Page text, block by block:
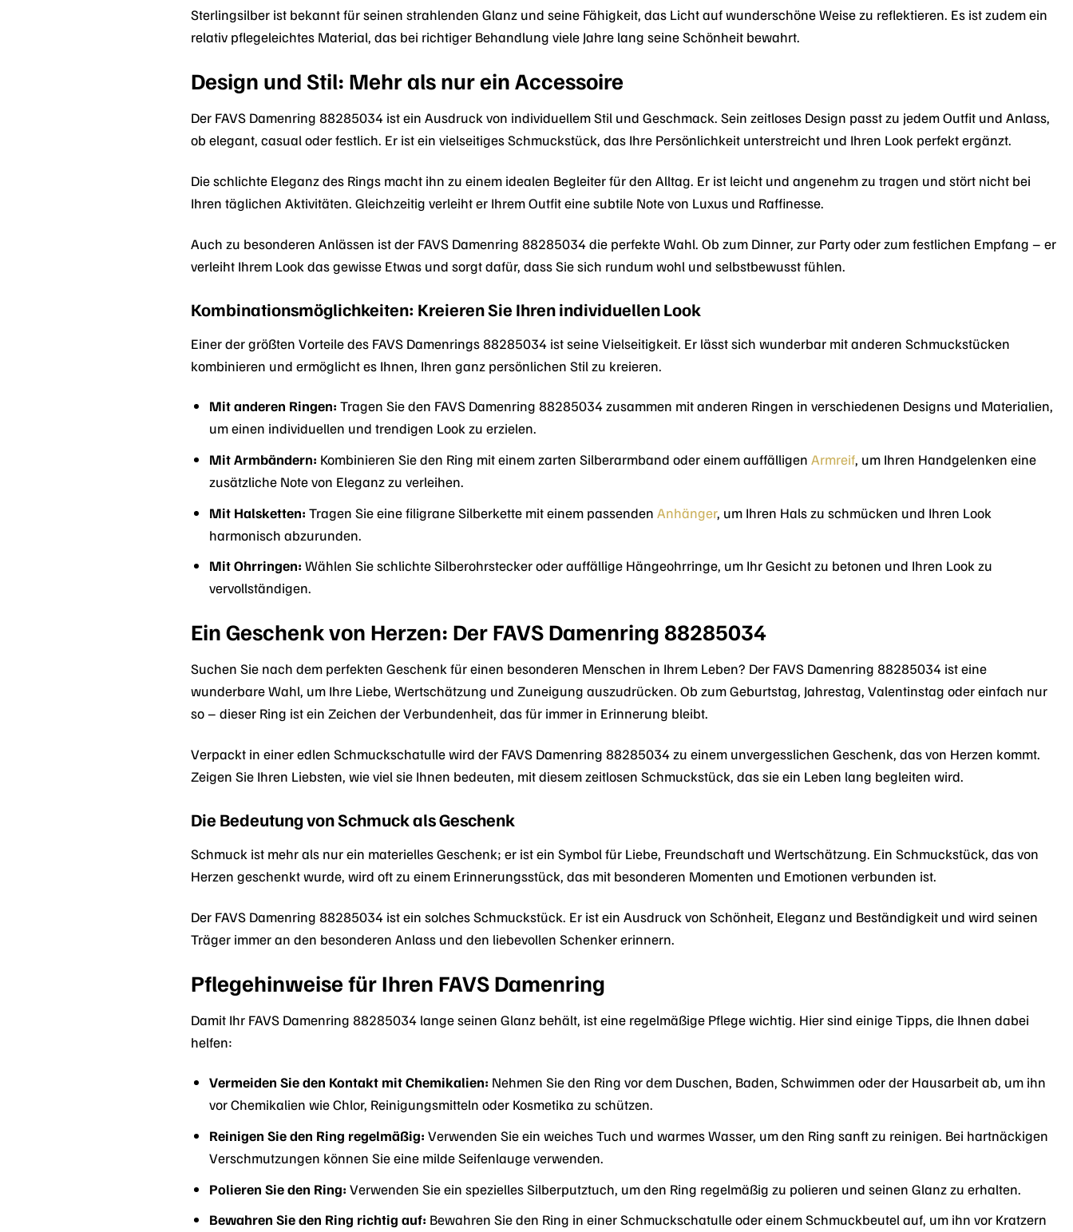
Sterlingsilber ist bekannt für seinen strahlenden Glanz und seine Fähigkeit, das Licht auf wunderschöne Weise zu reflektieren. Es ist zudem ein
relativ pflegeleichtes Material, das bei richtiger Behandlung viele Jahre lang seine Schönheit bewahrt.
Design und Stil: Mehr als nur ein Accessoire
Der FAVS Damenring 88285034 ist ein Ausdruck von individuellem Stil und Geschmack. Sein zeitloses Design passt zu jedem Outfit und Anlass,
ob elegant, casual oder festlich. Er ist ein vielseitiges Schmuckstück, das Ihre Persönlichkeit unterstreicht und Ihren Look perfekt ergänzt.
Die schlichte Eleganz des Rings macht ihn zu einem idealen Begleiter für den Alltag. Er ist leicht und angenehm zu tragen und stört nicht bei
Ihren täglichen Aktivitäten. Gleichzeitig verleiht er Ihrem Outfit eine subtile Note von Luxus und Raffinesse.
Auch zu besonderen Anlässen ist der FAVS Damenring 88285034 die perfekte Wahl. Ob zum Dinner, zur Party oder zum festlichen Empfang – er
verleiht Ihrem Look das gewisse Etwas und sorgt dafür, dass Sie sich rundum wohl und selbstbewusst fühlen.
Kombinationsmöglichkeiten: Kreieren Sie Ihren individuellen Look
Einer der größten Vorteile des FAVS Damenrings 88285034 ist seine Vielseitigkeit. Er lässt sich wunderbar mit anderen Schmuckstücken
kombinieren und ermöglicht es Ihnen, Ihren ganz persönlichen Stil zu kreieren.
Mit anderen Ringen: Tragen Sie den FAVS Damenring 88285034 zusammen mit anderen Ringen in verschiedenen Designs und Materialien,
um einen individuellen und trendigen Look zu erzielen.
Mit Armbändern: Kombinieren Sie den Ring mit einem zarten Silberarmband oder einem auffälligen Armreif, um Ihren Handgelenken eine
zusätzliche Note von Eleganz zu verleihen.
Mit Halsketten: Tragen Sie eine filigrane Silberkette mit einem passenden Anhänger, um Ihren Hals zu schmücken und Ihren Look
harmonisch abzurunden.
Mit Ohrringen: Wählen Sie schlichte Silberohrstecker oder auffällige Hängeohrringe, um Ihr Gesicht zu betonen und Ihren Look zu
vervollständigen.
Ein Geschenk von Herzen: Der FAVS Damenring 88285034
Suchen Sie nach dem perfekten Geschenk für einen besonderen Menschen in Ihrem Leben? Der FAVS Damenring 88285034 ist eine
wunderbare Wahl, um Ihre Liebe, Wertschätzung und Zuneigung auszudrücken. Ob zum Geburtstag, Jahrestag, Valentinstag oder einfach nur
so – dieser Ring ist ein Zeichen der Verbundenheit, das für immer in Erinnerung bleibt.
Verpackt in einer edlen Schmuckschatulle wird der FAVS Damenring 88285034 zu einem unvergesslichen Geschenk, das von Herzen kommt.
Zeigen Sie Ihren Liebsten, wie viel sie Ihnen bedeuten, mit diesem zeitlosen Schmuckstück, das sie ein Leben lang begleiten wird.
Die Bedeutung von Schmuck als Geschenk
Schmuck ist mehr als nur ein materielles Geschenk; er ist ein Symbol für Liebe, Freundschaft und Wertschätzung. Ein Schmuckstück, das von
Herzen geschenkt wurde, wird oft zu einem Erinnerungsstück, das mit besonderen Momenten und Emotionen verbunden ist.
Der FAVS Damenring 88285034 ist ein solches Schmuckstück. Er ist ein Ausdruck von Schönheit, Eleganz und Beständigkeit und wird seinen
Träger immer an den besonderen Anlass und den liebevollen Schenker erinnern.
Pflegehinweise für Ihren FAVS Damenring
Damit Ihr FAVS Damenring 88285034 lange seinen Glanz behält, ist eine regelmäßige Pflege wichtig. Hier sind einige Tipps, die Ihnen dabei
helfen:
Vermeiden Sie den Kontakt mit Chemikalien: Nehmen Sie den Ring vor dem Duschen, Baden, Schwimmen oder der Hausarbeit ab, um ihn
vor Chemikalien wie Chlor, Reinigungsmitteln oder Kosmetika zu schützen.
Reinigen Sie den Ring regelmäßig: Verwenden Sie ein weiches Tuch und warmes Wasser, um den Ring sanft zu reinigen. Bei hartnäckigen
Verschmutzungen können Sie eine milde Seifenlauge verwenden.
Polieren Sie den Ring: Verwenden Sie ein spezielles Silberputztuch, um den Ring regelmäßig zu polieren und seinen Glanz zu erhalten.
Bewahren Sie den Ring richtig auf: Bewahren Sie den Ring in einer Schmuckschatulle oder einem Schmuckbeutel auf, um ihn vor Kratzern